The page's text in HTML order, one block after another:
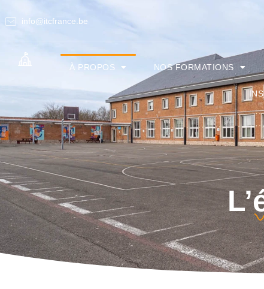
info@itcfrance.be
À PROPOS NOS FORMATIONS